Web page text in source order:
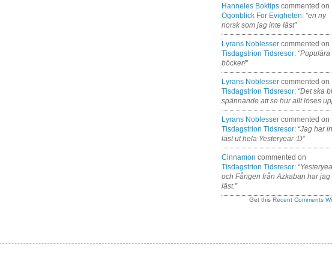
Hanneles Boktips commented on
Ogonblick For Evigheten: “en ny
norsk som jag inte läst”
Lyrans Noblesser commented on
Tisdagstrion Tidsresor: “Populära
böcker!”
Lyrans Noblesser commented on
Tisdagstrion Tidsresor: “Det ska
spännande att se hur allt löses
Lyrans Noblesser commented on
Tisdagstrion Tidsresor: “Jag har
läst ut hela Yesteryear :D”
Cinnamon commented on
Tisdagstrion Tidsresor:
och Fången från Azkaban har jag
läst.”
Get this Recent Comments